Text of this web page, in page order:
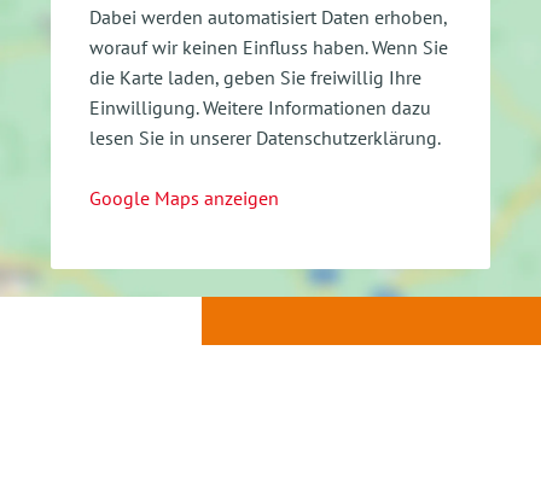
Dabei werden automatisiert Daten erhoben,
worauf wir keinen Einfluss haben. Wenn Sie
die Karte laden, geben Sie freiwillig Ihre
Einwilligung. Weitere Informationen dazu
lesen Sie in unserer Datenschutzerklärung.
Google Maps anzeigen